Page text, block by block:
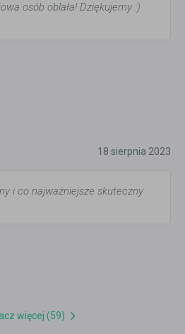
osób oblała! Dziękujemy :)
18 sierpnia 2023
i co najważniejsze skuteczny
więcej (59)